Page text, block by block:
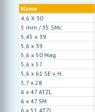
Name
4,6 X 30
5 mm / 35 SMc
5,45 x 39
5,6 x 39
5,6 x 50 Mag.
5,6 x 57
5,6 x 61 SE v. H.
5,7 x 28
6 x 47 ATZL
6 x 47 SM
6 x 51 ATZL